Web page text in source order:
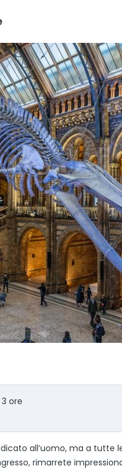
ore
all’uomo, ma a
rimarrete